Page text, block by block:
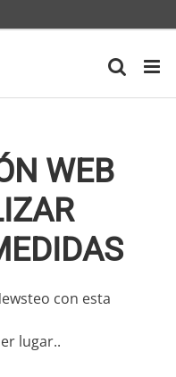
WEB
con esta
lugar..